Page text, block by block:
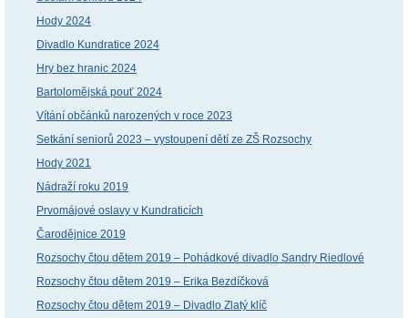
Hody 2024
Divadlo Kundratice 2024
Hry bez hranic 2024
Bartolomějská pouť 2024
Vítání občánků narozených v roce 2023
Setkání seniorů 2023 – vystoupení dětí ze ZŠ Rozsochy
Hody 2021
Nádraží roku 2019
Prvomájové oslavy v Kundraticích
Čarodějnice 2019
Rozsochy čtou dětem 2019 – Pohádkové divadlo Sandry Riedlové
Rozsochy čtou dětem 2019 – Erika Bezdíčková
Rozsochy čtou dětem 2019 – Divadlo Zlatý klíč